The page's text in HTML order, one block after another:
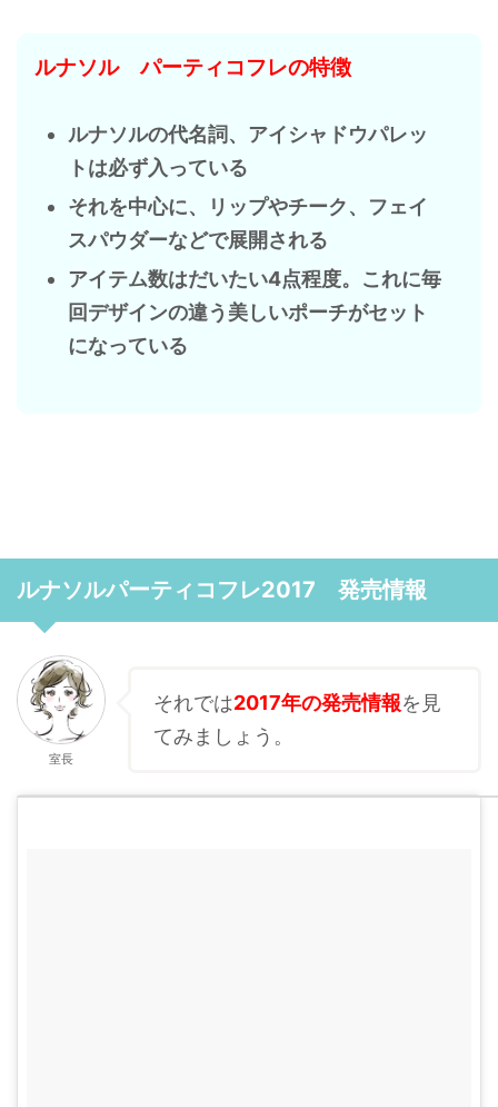
ルナソル パーティコフレの特徴
ルナソルの代名詞、アイシャドウパレッ
トは必ず入っている
それを中心に、リップやチーク、フェイ
スパウダーなどで展開される
アイテム数はだいたい4点程度。これに毎
回デザインの違う美しいポーチがセット
になっている
ルナソルパーティコフレ2017 発売情報
室長
それでは2017年の発売情報を見
てみましょう。